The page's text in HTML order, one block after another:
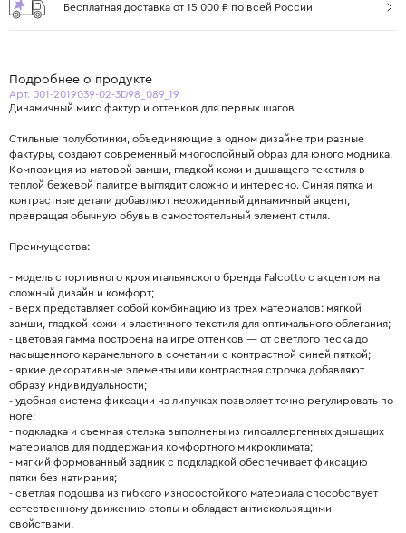
Бесплатная доставка от 15 000 ₽ по всей России
Подробнее о продукте
Арт. 001-2019039-02-3D98_089_19
Динамичный микс фактур и оттенков для первых шагов
Стильные полуботинки, объединяющие в одном дизайне три разные
фактуры, создают современный многослойный образ для юного модника.
Композиция из матовой замши, гладкой кожи и дышащего текстиля в
теплой бежевой палитре выглядит сложно и интересно. Синяя пятка и
контрастные детали добавляют неожиданный динамичный акцент,
превращая обычную обувь в самостоятельный элемент стиля.
Преимущества:
- модель спортивного кроя итальянского бренда Falcotto с акцентом на
сложный дизайн и комфорт;
- верх представляет собой комбинацию из трех материалов: мягкой
замши, гладкой кожи и эластичного текстиля для оптимального облегания;
- цветовая гамма построена на игре оттенков — от светлого песка до
насыщенного карамельного в сочетании с контрастной синей пяткой;
- яркие декоративные элементы или контрастная строчка добавляют
образу индивидуальности;
- удобная система фиксации на липучках позволяет точно регулировать по
ноге;
- подкладка и съемная стелька выполнены из гипоаллергенных дышащих
материалов для поддержания комфортного микроклимата;
- мягкий формованный задник с подкладкой обеспечивает фиксацию
пятки без натирания;
- светлая подошва из гибкого износостойкого материала способствует
естественному движению стопы и обладает антискользящими
свойствами.